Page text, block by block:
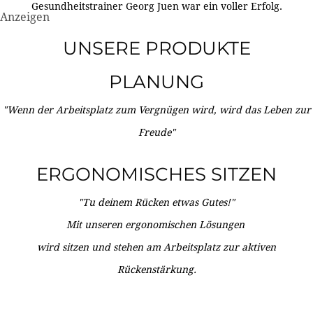
Gesundheitstrainer Georg Juen war ein voller Erfolg.
Anzeigen
UNSERE PRODUKTE
PLANUNG
"Wenn der Arbeitsplatz zum Vergnügen wird, wird das Leben zur
Freude"
ERGONOMISCHES SITZEN
"Tu deinem Rücken etwas Gutes!"
Mit unseren ergonomischen Lösungen
wird sitzen und stehen am Arbeitsplatz zur aktiven
Rückenstärkung.